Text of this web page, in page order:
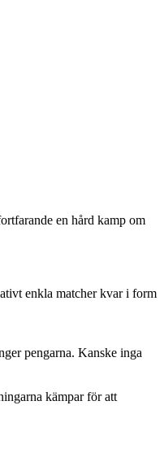
en hård kamp om
enkla matcher kvar i form
pengarna. Kanske inga
kämpar för att